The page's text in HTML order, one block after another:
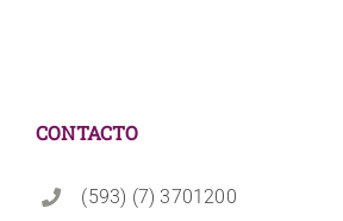
CONTACTO
(593) (7) 3701200